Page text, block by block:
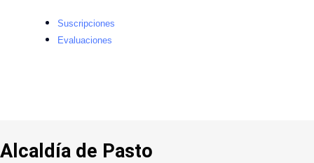
Suscripciones
Evaluaciones
Alcaldía de Pasto